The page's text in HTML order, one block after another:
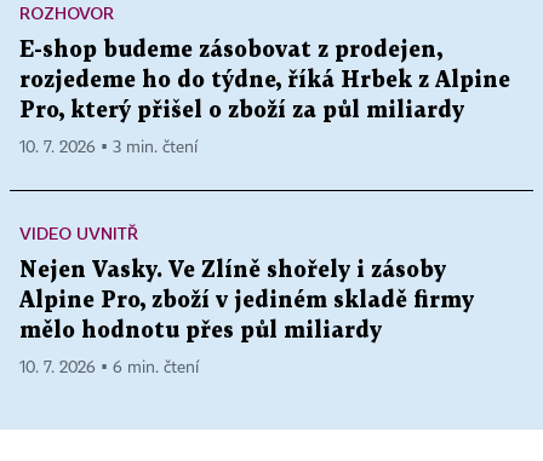
ROZHOVOR
E-shop budeme zásobovat z prodejen,
rozjedeme ho do týdne, říká Hrbek z Alpine
Pro, který přišel o zboží za půl miliardy
10. 7. 2026 ▪ 3 min. čtení
VIDEO UVNITŘ
Nejen Vasky. Ve Zlíně shořely i zásoby
Alpine Pro, zboží v jediném skladě firmy
mělo hodnotu přes půl miliardy
10. 7. 2026 ▪ 6 min. čtení